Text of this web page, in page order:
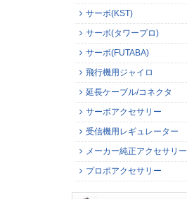
サーボ(KST)
サーボ(タワープロ)
サーボ(FUTABA)
飛行機用ジャイロ
延長ケーブル/コネクタ
サーボアクセサリー
受信機用レギュレーター
メーカー純正アクセサリー
プロポアクセサリー